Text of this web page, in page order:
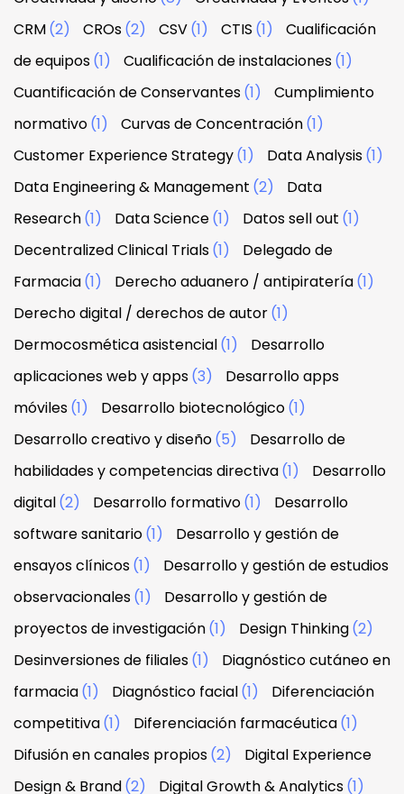
CRM(2) CROs(2) CSV(1) CTIS (1)
Cualificación
de equipos(1) Cualificación de instalaciones(1)
Cuantificación de Conservantes(1)
Cumplimiento
normativo(1) Curvas de Concentración(1)
Customer Experience Strategy(1) Data Analysis(1)
Data Engineering & Management (2)
Data
Research(1) Data Science(1) Datos sell out (1)
Decentralized Clinical Trials(1)
Delegado de
Farmacia(1) Derecho aduanero / antipiratería(1)
Derecho digital / derechos de autor(1)
Dermocosmética asistencial(1)
Desarrollo
aplicaciones web y apps(3)
Desarrollo apps
móviles(1) Desarrollo biotecnológico(1)
Desarrollo creativo y diseño(5)
Desarrollo de
habilidades y competencias directiva(1)
Desarrollo
digital(2) Desarrollo formativo(1)
Desarrollo
software sanitario(1)
Desarrollo y gestión de
ensayos clínicos(1)
Desarrollo y gestión de estudios
observacionales(1)
Desarrollo y gestión de
proyectos de investigación(1) Design Thinking(2)
Desinversiones de filiales(1)
Diagnóstico cutáneo en
farmacia(1) Diagnóstico facial(1)
Diferenciación
competitiva(1) Diferenciación farmacéutica(1)
Difusión en canales propios(2)
Digital Experience
Design & Brand(2) Digital Growth & Analytics(1)